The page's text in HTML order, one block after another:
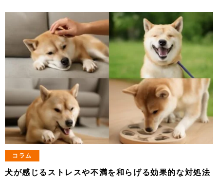
コラム
犬が感じるストレスや不満を和らげる効果的な対処法